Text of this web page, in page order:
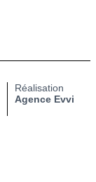
Réalisation
Agence Evvi